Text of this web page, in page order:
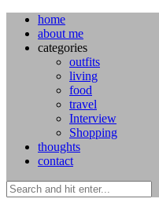
home
about me
categories
outfits
living
food
travel
Interview
Shopping
thoughts
contact